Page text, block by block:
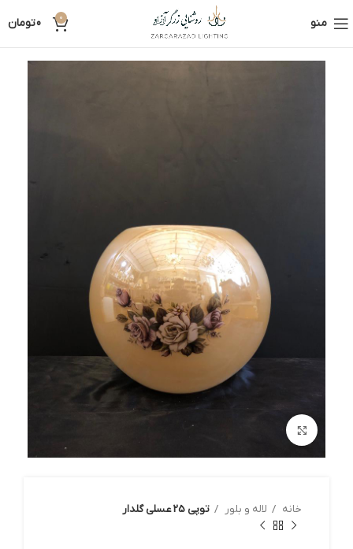
منو 0
0تومان
خانه لاله و بلور توپی 25 عسلی گلدار